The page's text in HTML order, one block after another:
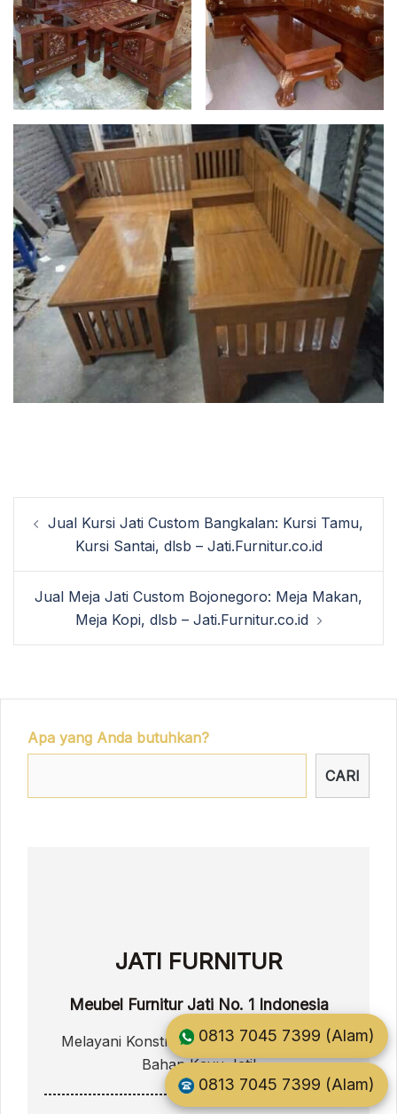
Post
navigation
Jual Kursi Jati Custom Bangkalan: Kursi Tamu,
Kursi Santai, dlsb – Jati.Furnitur.co.id
Jual Meja Jati Custom Bojonegoro: Meja Makan,
Meja Kopi, dlsb – Jati.Furnitur.co.id
Apa yang Anda butuhkan?
CARI
JATI FURNITUR
Meubel Furnitur Jati No. 1 Indonesia
Melayani Konstruksi Pembuatan Perabot
Bahan Kayu Jati!
0813 7045 7399 (Alam)
0813 7045 7399 (Alam)